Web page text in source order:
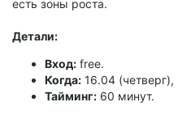
есть зоны роста.
Детали:
Вход: free.
Когда: 16.04
Тайминг: 60 минут.